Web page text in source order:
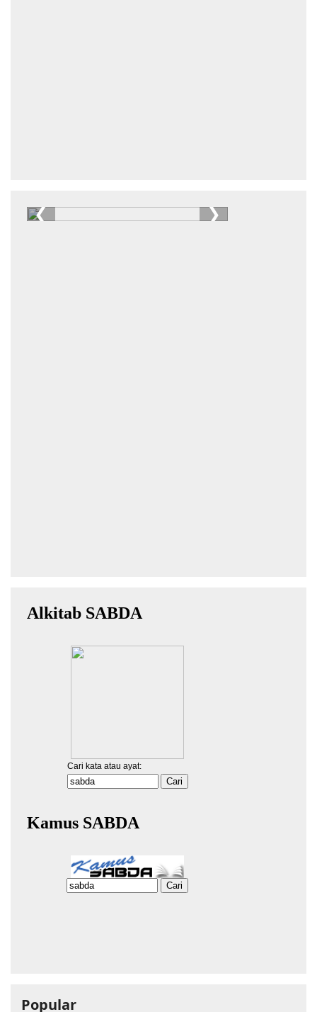
Popular